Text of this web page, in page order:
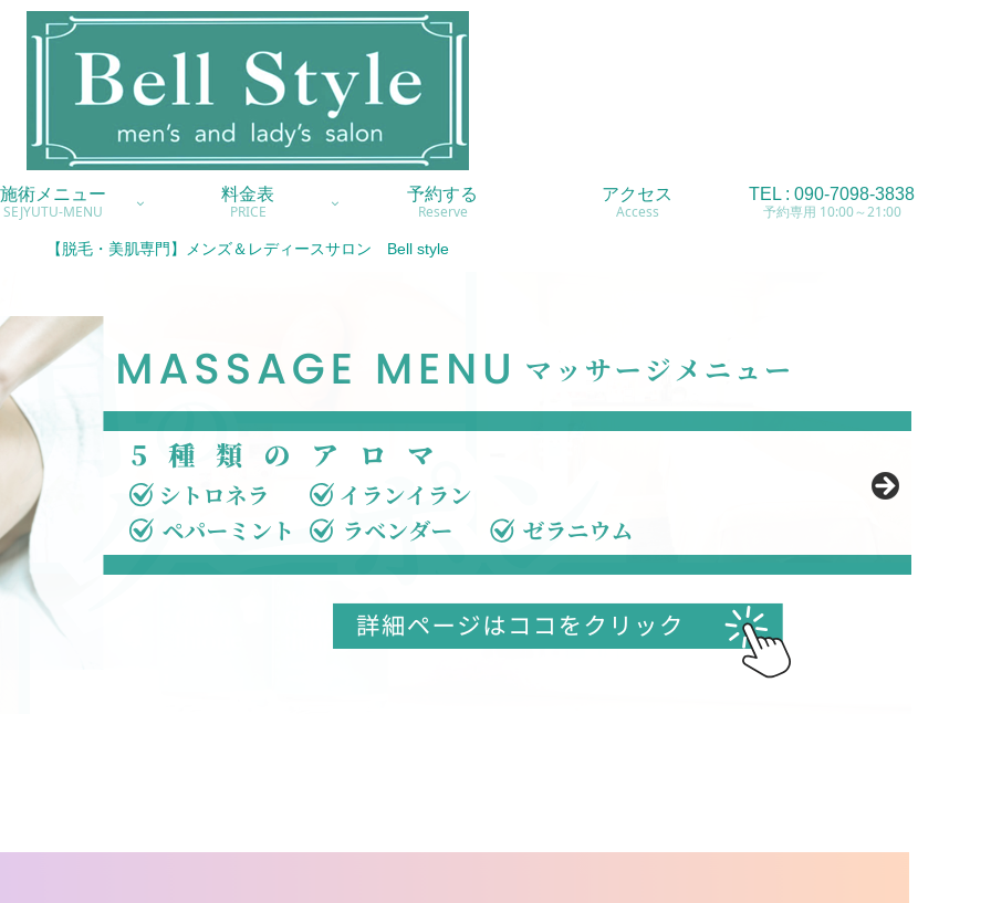
施術メニュー
SEJYUTU-MENU
料金表
PRICE
予約する
Reserve
アクセス
Access
TEL : 090-7098-3838
予約専用 10:00～21:00
【脱毛・美肌専門】メンズ＆レディースサロン Bell style